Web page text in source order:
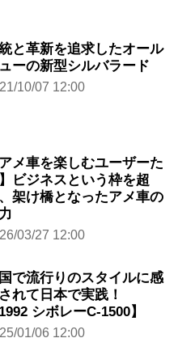
と革新を追求したオール
ーの新型シルバラード
10/07 12:00
アメ車を楽しむユーザーた
ビジネスという枠を超
架け橋となったアメ車の
03/27 12:00
で流行りのスタイルに感
れて日本で実践！
1992 シボレーC-1500】
01/06 12:00